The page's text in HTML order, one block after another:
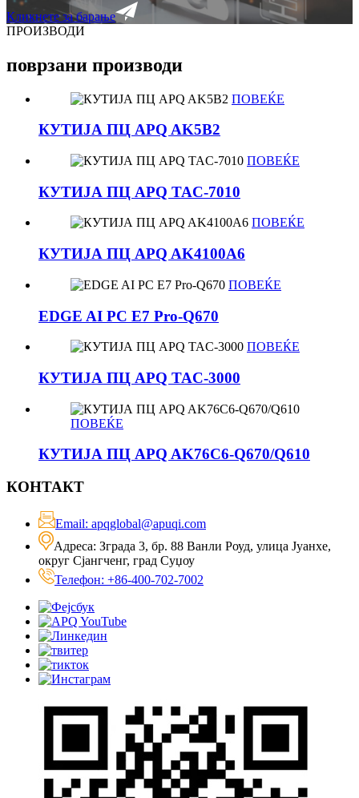
Кликнете за барање
ПРОИЗВОДИ
поврзани производи
ПОВЕЌЕ
КУТИЈА ПЦ APQ AK5B2
ПОВЕЌЕ
КУТИЈА ПЦ APQ TAC-7010
ПОВЕЌЕ
КУТИЈА ПЦ APQ AK4100A6
ПОВЕЌЕ
EDGE AI PC E7 Pro-Q670
ПОВЕЌЕ
КУТИЈА ПЦ APQ TAC-3000
ПОВЕЌЕ
КУТИЈА ПЦ APQ AK76C6-Q670/Q610
КОНТАКТ
Email: apqglobal@apuqi.com
Адреса: Зграда 3, бр. 88 Ванли Роуд, улица Јуанхе,
округ Сјангченг, град Суџоу
Телефон: +86-400-702-7002